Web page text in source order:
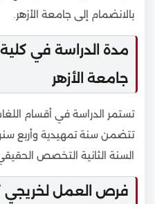
بالانضمام إلى جامعة الأزهر.
مدة الدراسة في كلية
جامعة الأزهر
تستمر الدراسة في أقسام
تتضمن سنة تمهيدية وأربع
السنة الثانية التخصص
فرص العمل لخريجي